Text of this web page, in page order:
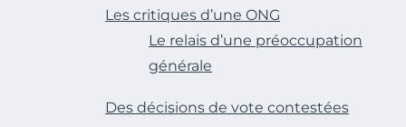
Les critiques d’une ONG
Le relais d’une préoccupation
générale
Des décisions de vote contestées